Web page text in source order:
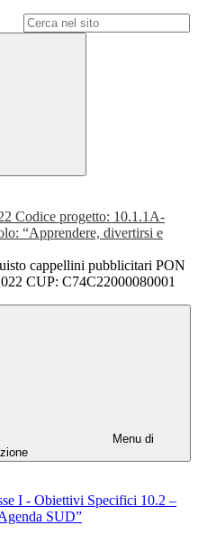
Codice progetto: 10.1.1A-
“Apprendere, divertirsi e
cappellini pubblicitari PON
CUP: C74C22000080001
Menu di
I - Obiettivi Specifici 10.2 –
SUD”